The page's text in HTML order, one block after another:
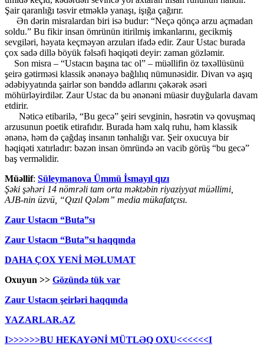
Şair qaranlığı təsvir etməklə yanaşı, işığa çağırır.
Ən dərin misralardan biri isə budur: “Neçə qönçə arzu açmadan
soldu.” Bu fikir insan ömrünün itirilmiş imkanlarını, gecikmiş
sevgiləri, həyata keçməyən arzuları ifadə edir. Zaur Ustac burada
çox sadə dillə böyük fəlsəfi həqiqəti deyir: zaman gözləmir.
Son misra – “Ustacın başına tac ol” – müəllifin öz təxəllüsünü
şeirə gətirməsi klassik ənənəyə bağlılıq nümunəsidir. Divan və aşıq
ədəbiyyatında şairlər son bənddə adlarını çəkərək əsəri
möhürləyirdilər. Zaur Ustac da bu ənənəni müasir duyğularla davam
etdirir.
Nəticə etibarilə, “Bu gecə” şeiri sevginin, həsrətin və qovuşmaq
arzusunun poetik etirafıdır. Burada həm xalq ruhu, həm klassik
ənənə, həm də çağdaş insanın tənhalığı var. Şeir oxucuya bir
həqiqəti xatırladır: bəzən insan ömründə ən vacib görüş “bu gecə”
baş verməlidir.
Müəllif: Süleymanova Ümmü İsmayıl qızı
Şəki şəhəri 14 nömrəli tam orta məktəbin riyaziyyat müəllimi,
AJB-nin üzvü, “Qızıl Qələm” media mükafatçısı.
Zaur Ustacın “Buta”sı
Zaur Ustacın “Buta”sı haqqında
DAHA ÇOX YENİ MƏLUMAT
Oxuyun >> Gözündə tük var
Zaur Ustacın şeirləri haqqında
YAZARLAR.AZ
I>>>>>>BU HEKAYƏNİ MÜTLƏQ OXU<<<<<<I